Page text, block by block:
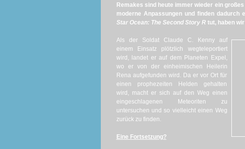
Remakes sind heute immer wieder ein
moderne Anpassungen und finden dadurch
Star Ocean: The Second Story Rtut, haben
Als der Soldat Claude C. Kenny auf
einem Einsatz plötzlich wegteleportiert
wird, landet er auf dem Planeten Expel,
wo er von der einheimischen Heilerin
Rena aufgefunden wird. Da er vor Ort für
einen prophezeiten Helden gehalten
wird, macht er sich auf den Weg einen
eingeschlagenen Meteoriten zu
untersuchen und so vielleicht einen Weg
zurück zu finden.
Eine Fortsetzung?